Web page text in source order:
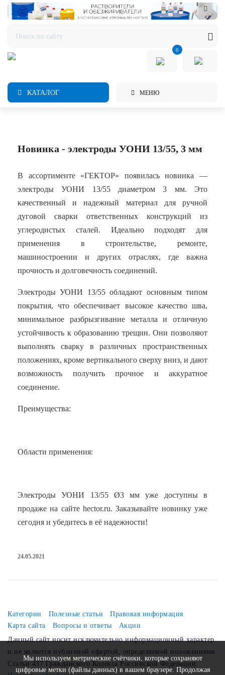
0
КАТАЛОГ МЕНЮ
Новинка - электроды УОНИ 13/55, 3 мм
В ассортименте «ГЕКТОР» появилась новинка —
электроды УОНИ 13/55 диаметром 3 мм. Это
качественный и надежный материал для ручной
дуговой сварки ответственных конструкций из
углеродистых сталей. Идеально подходят для
применения в строительстве, ремонте,
машиностроении и других отраслях, где важна
прочность и долговечность соединений.
Электроды УОНИ 13/55 обладают основным типом
покрытия, что обеспечивает высокое качество шва,
минимальное разбрызгивание металла и отличную
устойчивость к образованию трещин. Они позволяют
выполнять сварку в различных пространственных
положениях, кроме вертикального сверху вниз, и дают
возможность получить прочное и аккуратное
соединение.
Преимущества:
Области применения:
Электроды УОНИ 13/55 Ø3 мм уже доступны в
продаже на сайте hector.ru. Заказывайте новинку уже
сегодня и убедитесь в её надежности!
24.05.2021
Категории Полезные статьи
Правовая информация
Карта сайта
Вопросы и ответы
Акции
Данный сайт носит исключительно информационный характер
и не является публичной офертой, определяемой положениями
Статьи 437 Гражданского Кодекса Российской Федерации.
Мы используем метрические счётчики, которые сохраняют
цифровые метки (файлы данных) в вашем браузере. Продолжая